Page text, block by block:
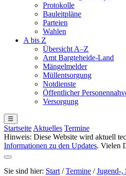
Protokolle
Bauleitpläne
Parteien
Wahlen
A bis Z
Übersicht A–Z
Amt Bargteheide-Land
Mängelmelder
Müllentsorgung
Notdienste
Öffentlicher
Versorgung
☰
Startseite Aktuelles Termine
Hinweis: Diese Website wird aktuell
Informationen zu den Updates. Vielen
Sie sind hier: Start / Termine / Jugend-,